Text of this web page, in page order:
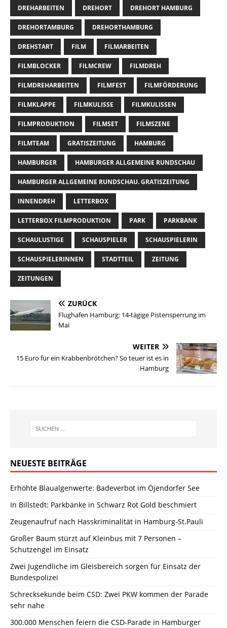
DREHARBEITEN DREHORT DREHORT HAMBURG
DREHORTAMBURG DREHORTHAMBURG
DREHSTART FILM FILMARBEITEN
FILMBLOCKER FILMCREW FILMDREH
FILMDREHARBEITEN FILMFEST FILMFÖRDERUNG
FILMKLAPPE FILMKULISSE FILMKULISSEN
FILMPRODUKTION FILMSET FILMSZENE
FILMTEAM GRATISZEITUNG HAMBURG
HAMBURGER HAMBURGER ALLGEMEINE RUNDSCHAU
HAMBURGER ALLGEMEINE RUNDSCHAU. GRATISZEITUNG
INNENDREH LETTERBOX
LETTERBOX FILMPRODUKTION PARK PARKBANK
SCHAULUSTIGE SCHAUSPIELER SCHAUSPIELERIN
SCHAUSPIELERINNEN STADTTEIL ZEITUNG
ZEITUNGEN
ZURÜCK
Flughafen Hamburg: 14-tägige Pistensperrung im
Mai
WEITER
15 Euro für ein Krabbenbrötchen? So teuer ist es in
Hamburg
NEUESTE BEITRÄGE
Erhöhte Blaualgenwerte: Badeverbot im Öjendorfer See
In Billstedt: Parkbänke in Schwarz Rot Gold beschmiert
Zeugenaufruf nach Hasskriminalität in Hamburg-St.Pauli
Großer Baum stürzt auf Kleinbus mit 7 Personen –
Schutzengel im Einsatz
Zwei Jugendliche im Gleisbereich sorgen für Einsatz der
Bundespolizei
Schrecksekunde beim CSD: Zwei PKW kommen der Parade
sehr nahe
300.000 Menschen feiern die CSD-Parade in Hamburger